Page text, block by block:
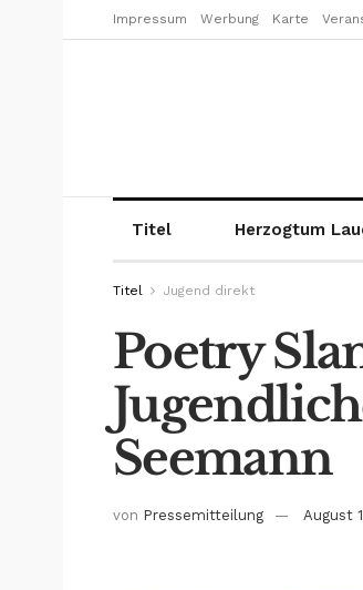
Impressum Werbung Karte
Titel Herzogtum
Titel Jugend direkt
Poetry
Seemann
von Pressemitteilung August